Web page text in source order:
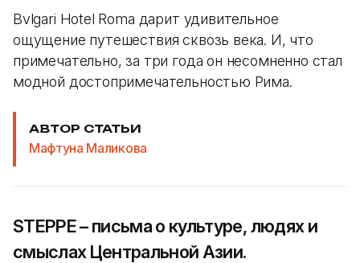
Bvlgari Hotel Roma дарит удивительное
ощущение путешествия сквозь века. И, что
примечательно, за три года он несомненно стал
модной достопримечательностью Рима.
АВТОР СТАТЬИ
Мафтуна Маликова
STEPPE – письма о культуре, людях и
смыслах Центральной Азии.